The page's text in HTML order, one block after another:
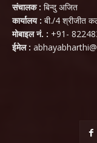
संचालक : बिन्दु अजित
कार्यालय : बी./4 श्रीजीत
मोबाइल नं. : +91-
ईमेल :